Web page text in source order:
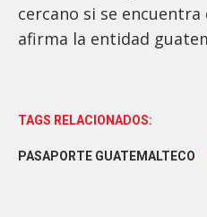
cercano si se encuentra
afirma la entidad
TAGS RELACIONADOS:
PASAPORTE GUATEMALTECO